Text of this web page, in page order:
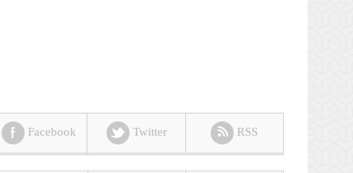
Facebook Twitter RSS